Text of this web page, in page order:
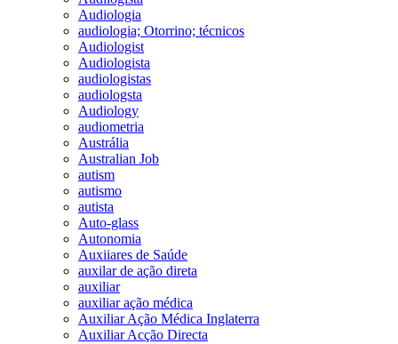
Audiologia
audiologia; Otorrino; técnicos
Audiologist
Audiologista
audiologistas
audiologsta
Audiology
audiometria
Austrália
Australian Job
autism
autismo
autista
Auto-glass
Autonomia
Auxiiares de Saúde
auxilar de ação direta
auxiliar
auxiliar ação médica
Auxiliar Ação Médica Inglaterra
Auxiliar Acção Directa